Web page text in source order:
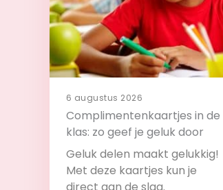
6 augustus 2026
Complimentenkaartjes in de
klas: zo geef je geluk door
Geluk delen maakt gelukkig!
Met deze kaartjes kun je
direct aan de slag.